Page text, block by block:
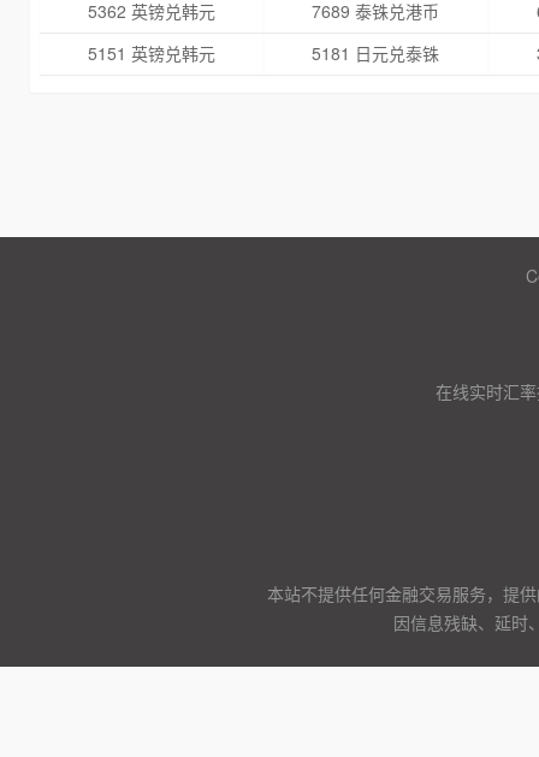
5362 英镑兑韩元
7689 泰铢兑港币
5151 英镑兑韩元
5181 日元兑泰铢
在线实时汇
本站不提供任何金融交易服务，提
因信息残缺、延时